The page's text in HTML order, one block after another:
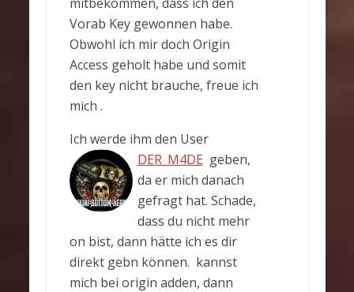
Vorab Key gewonnen habe.
Obwohl ich mir doch Origin
Access geholt habe und somit
den key nicht brauche, freue ich
mich .
Ich werde ihm den User
DER_M4DEgeben,
da er mich danach
gefragt hat. Schade,
dass du nicht mehr
on bist, dann hätte ich es dir
direkt gebn können. kannst
mich bei origin adden, dann